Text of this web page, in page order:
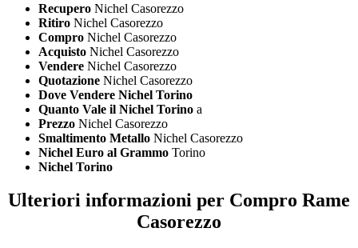
Recupero Nichel Casorezzo
Ritiro Nichel Casorezzo
Compro Nichel Casorezzo
Acquisto Nichel Casorezzo
Vendere Nichel Casorezzo
Quotazione Nichel Casorezzo
Dove Vendere Nichel Torino
Quanto Vale il Nichel Torino a
Prezzo Nichel Casorezzo
Smaltimento Metallo Nichel Casorezzo
Nichel Euro al Grammo Torino
Nichel Torino
Ulteriori informazioni per Compro Rame
Casorezzo